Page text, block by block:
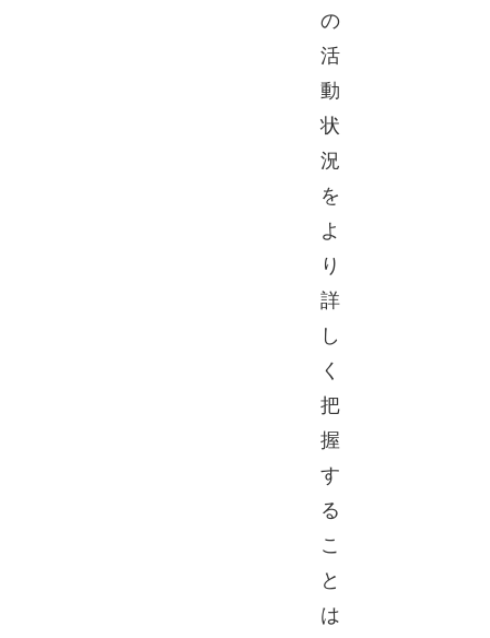
の
活
動
状
況
を
よ
り
詳
し
く
把
握
す
る
こ
と
は